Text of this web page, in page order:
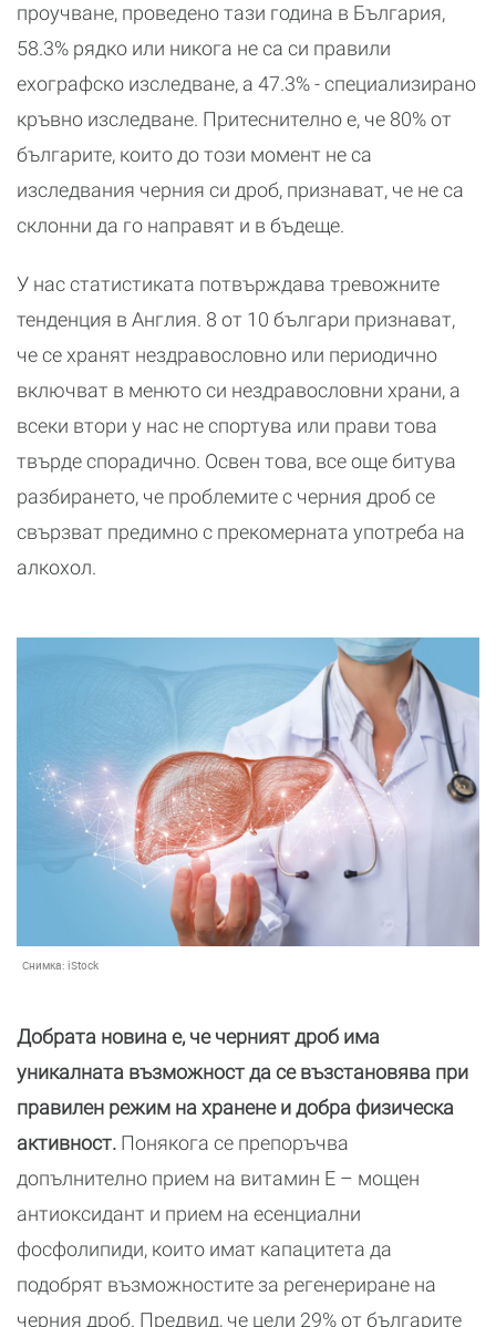
проучване, проведено тази година в България,
58.3% рядко или никога не са си правили
ехографско изследване, а 47.3% - специализирано
кръвно изследване. Притеснително е, че 80% от
българите, които до този момент не са
изследвания черния си дроб, признават, че не са
склонни да го направят и в бъдеще.
У нас статистиката потвърждава тревожните
тенденция в Англия. 8 от 10 българи признават,
че се хранят нездравословно или периодично
включват в менюто си нездравословни храни, а
всеки втори у нас не спортува или прави това
твърде спорадично. Освен това, все още битува
разбирането, че проблемите с черния дроб се
свързват предимно с прекомерната употреба на
алкохол.
Снимка: iStock
Добрата новина е, че черният дроб има
уникалната възможност да се възстановява при
правилен режим на хранене и добра физическа
активност. Понякога се препоръчва
допълнително прием на витамин Е – мощен
антиоксидант и прием на есенциални
фосфолипиди, които имат капацитета да
подобрят възможностите за регенериране на
черния дроб. Предвид, че цели 29% от българите